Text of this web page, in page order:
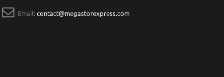
Email:contact@megastorexpress.com